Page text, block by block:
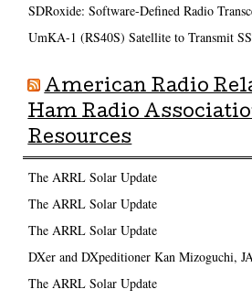
SDRoxide: Software-Defined Radio
UmKA-1 (RS40S) Satellite to Transmit
American Radio
Ham Radio
Resources
The ARRL Solar Update
The ARRL Solar Update
The ARRL Solar Update
DXer and DXpeditioner Kan Mizoguchi,
The ARRL Solar Update